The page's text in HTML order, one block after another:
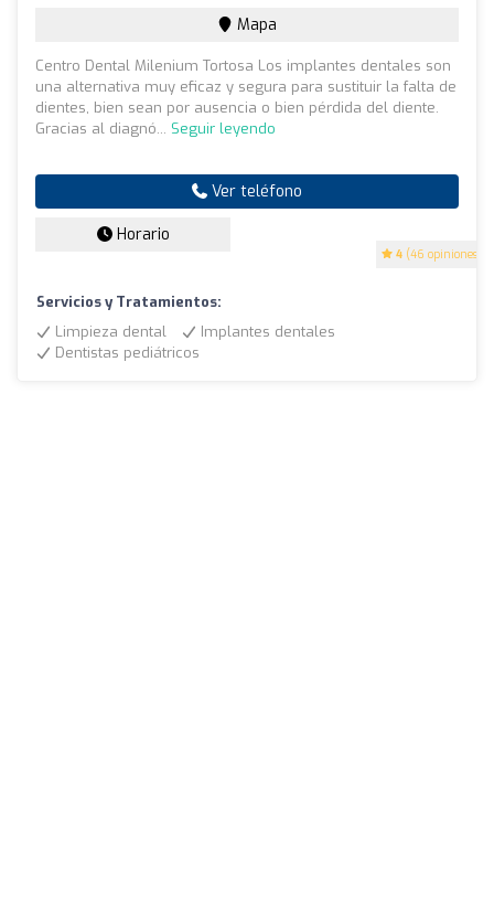
4 (46 opiniones)
Mapa
Centro Dental Milenium Tortosa Los implantes dentales son
una alternativa muy eficaz y segura para sustituir la falta de
dientes, bien sean por ausencia o bien pérdida del diente.
Gracias al diagnó... Seguir leyendo
Ver teléfono
Horario
Servicios y Tratamientos:
Limpieza dental
Implantes dentales
Dentistas pediátricos